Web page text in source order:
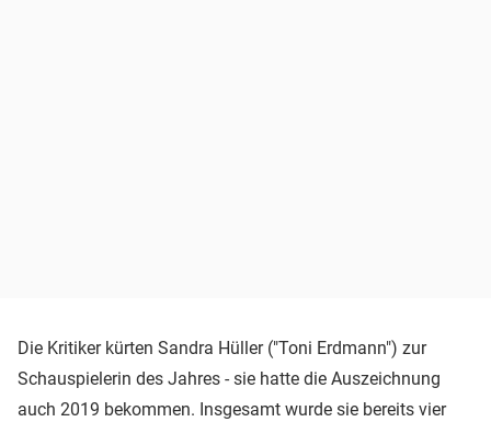
Die Kritiker kürten Sandra Hüller ("Toni Erdmann") zur
Schauspielerin des Jahres - sie hatte die Auszeichnung
auch 2019 bekommen. Insgesamt wurde sie bereits vier